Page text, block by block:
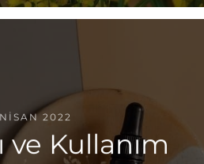
2022
ve Kullanım